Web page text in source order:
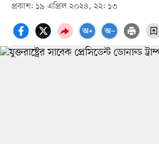
প্রকাশ: ১৯ এপ্রিল ২০২৪, ২২: ১৩